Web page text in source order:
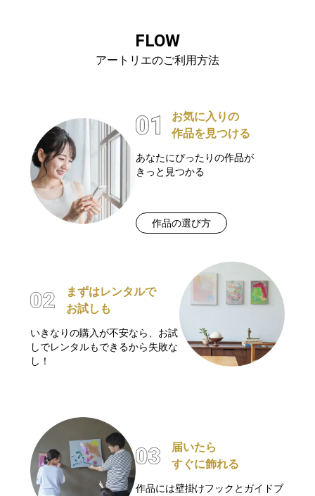
FLOW
アートリエのご利用方法
お気に入りの
作品を見つける
あなたにぴったりの作品が
きっと見つかる
作品の選び方
まずはレンタルで
お試しも
いきなりの購入が不安なら、お試
しでレンタルもできるから失敗な
し！
届いたら
すぐに飾れる
作品には壁掛けフックとガイドブ